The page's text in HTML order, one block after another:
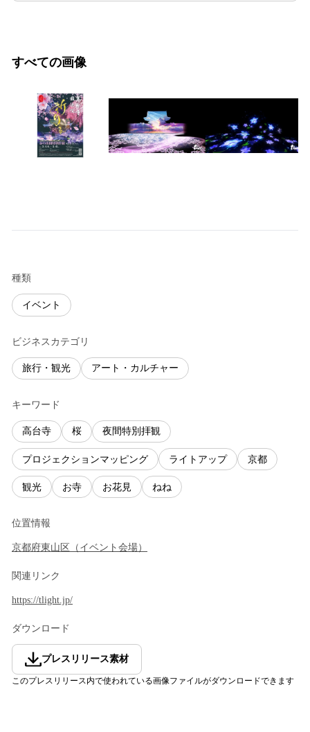
すべての画像
種類
イベント
ビジネスカテゴリ
旅行・観光 アート・カルチャー
キーワード
高台寺 桜 夜間特別拝観
プロジェクションマッピング ライトアップ 京都
観光 お寺 お花見 ねね
位置情報
京都府東山区 （ イベント会場）
関連リンク
https://tlight.jp/
ダウンロード
プレスリリース素材
このプレスリリース内で使われている画像ファイルがダウンロードできます